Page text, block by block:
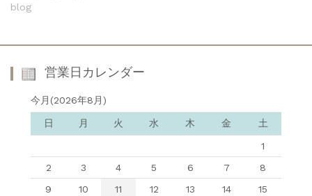
blog
営業日カレンダー
今月(2026年8月)
日 月 火 水 木 金 土
1
2
3 4 5 6 7
8
9
10 11 12 13 14
15